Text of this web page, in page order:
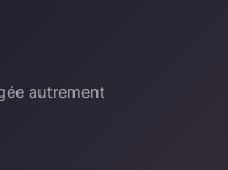
autrement